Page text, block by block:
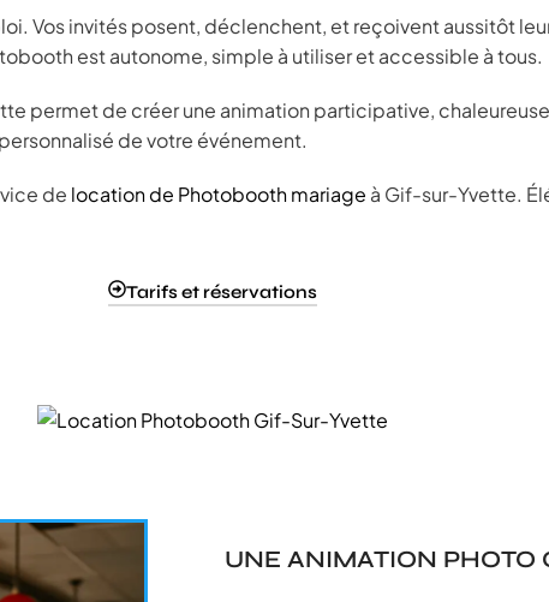
Vos invités posent, déclenchent, et reçoivent aussitôt
est autonome, simple à utiliser et accessible à tous.
permet de créer une animation participative,
de votre événement.
de location de Photobooth mariage à Gif-sur-Yvette.
Tarifs et réservations
UNE ANIMATION PHOTO